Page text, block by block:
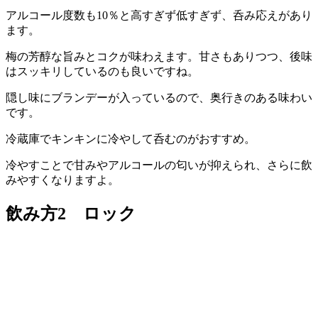
アルコール度数も10％と高すぎず低すぎず、呑み応えがあり
ます。
梅の芳醇な旨みとコクが味わえます。甘さもありつつ、後味
はスッキリしているのも良いですね。
隠し味にブランデーが入っているので、奥行きのある味わい
です。
冷蔵庫でキンキンに冷やして呑むのがおすすめ。
冷やすことで甘みやアルコールの匂いが抑えられ、さらに飲
みやすくなりますよ。
飲み方2 ロック